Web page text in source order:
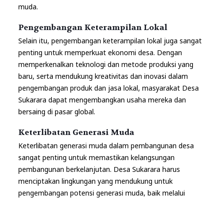
muda.
Pengembangan Keterampilan Lokal
Selain itu, pengembangan keterampilan lokal juga sangat
penting untuk memperkuat ekonomi desa. Dengan
memperkenalkan teknologi dan metode produksi yang
baru, serta mendukung kreativitas dan inovasi dalam
pengembangan produk dan jasa lokal, masyarakat Desa
Sukarara dapat mengembangkan usaha mereka dan
bersaing di pasar global.
Keterlibatan Generasi Muda
Keterlibatan generasi muda dalam pembangunan desa
sangat penting untuk memastikan kelangsungan
pembangunan berkelanjutan. Desa Sukarara harus
menciptakan lingkungan yang mendukung untuk
pengembangan potensi generasi muda, baik melalui